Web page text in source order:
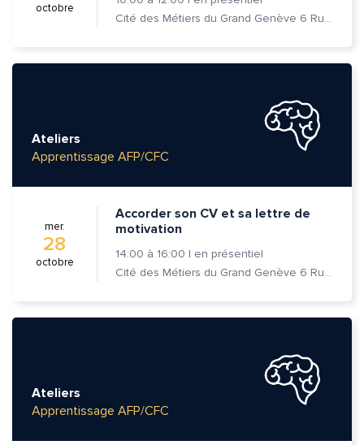
octobre
Cité des Métiers du Grand Genève 6 Rue Prévost-Martin 1205 Genève
Ateliers
Apprentissage AFP/CFC
mer.
28
octobre
Accorder son CV et sa lettre de
motivation
14:00 à 16:00 | en présentiel
Cité des Métiers du Grand Genève 6 Rue Prévost-Martin 1205 Genève
Ateliers
Apprentissage AFP/CFC